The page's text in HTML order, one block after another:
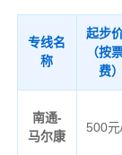
专线名
称
起步
（按
费）
南通-
马尔康
500